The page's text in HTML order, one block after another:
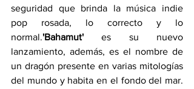
seguridad que brinda la música indie
pop rosada, lo correcto y lo
normal.'Bahamut' es su nuevo
lanzamiento, además, es el nombre de
un dragón presente en varias mitologías
del mundo y habita en el fondo del mar.